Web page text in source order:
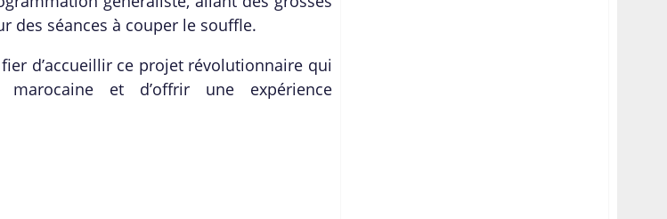
des séances à couper le souffle.
d’accueillir ce projet révolutionnaire qui
marocaine et d’offrir une expérience